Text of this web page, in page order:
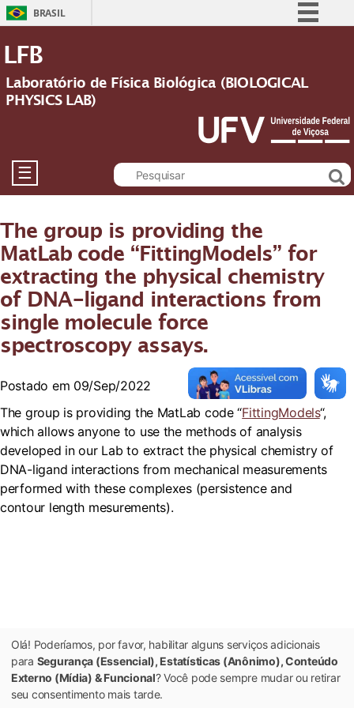
BRASIL
Participe
Acesso à informação
Legislação
Canais
LFB
Laboratório de Física Biológica (BIOLOGICAL
PHYSICS LAB)
☰
The group is providing the
MatLab code “FittingModels” for
extracting the physical chemistry
of DNA-ligand interactions from
single molecule force
spectroscopy assays.
Postado em 09/Sep/2022
The group is providing the MatLab code “FittingModels“,
which allows anyone to use the methods of analysis
developed in our Lab to extract the physical chemistry of
DNA-ligand interactions from mechanical measurements
performed with these complexes (persistence and
contour length mesurements).
Olá! Poderíamos, por favor, habilitar alguns serviços adicionais
para Segurança (Essencial), Estatísticas (Anônimo), Conteúdo
Externo (Mídia) & Funcional? Você pode sempre mudar ou retirar
seu consentimento mais tarde.